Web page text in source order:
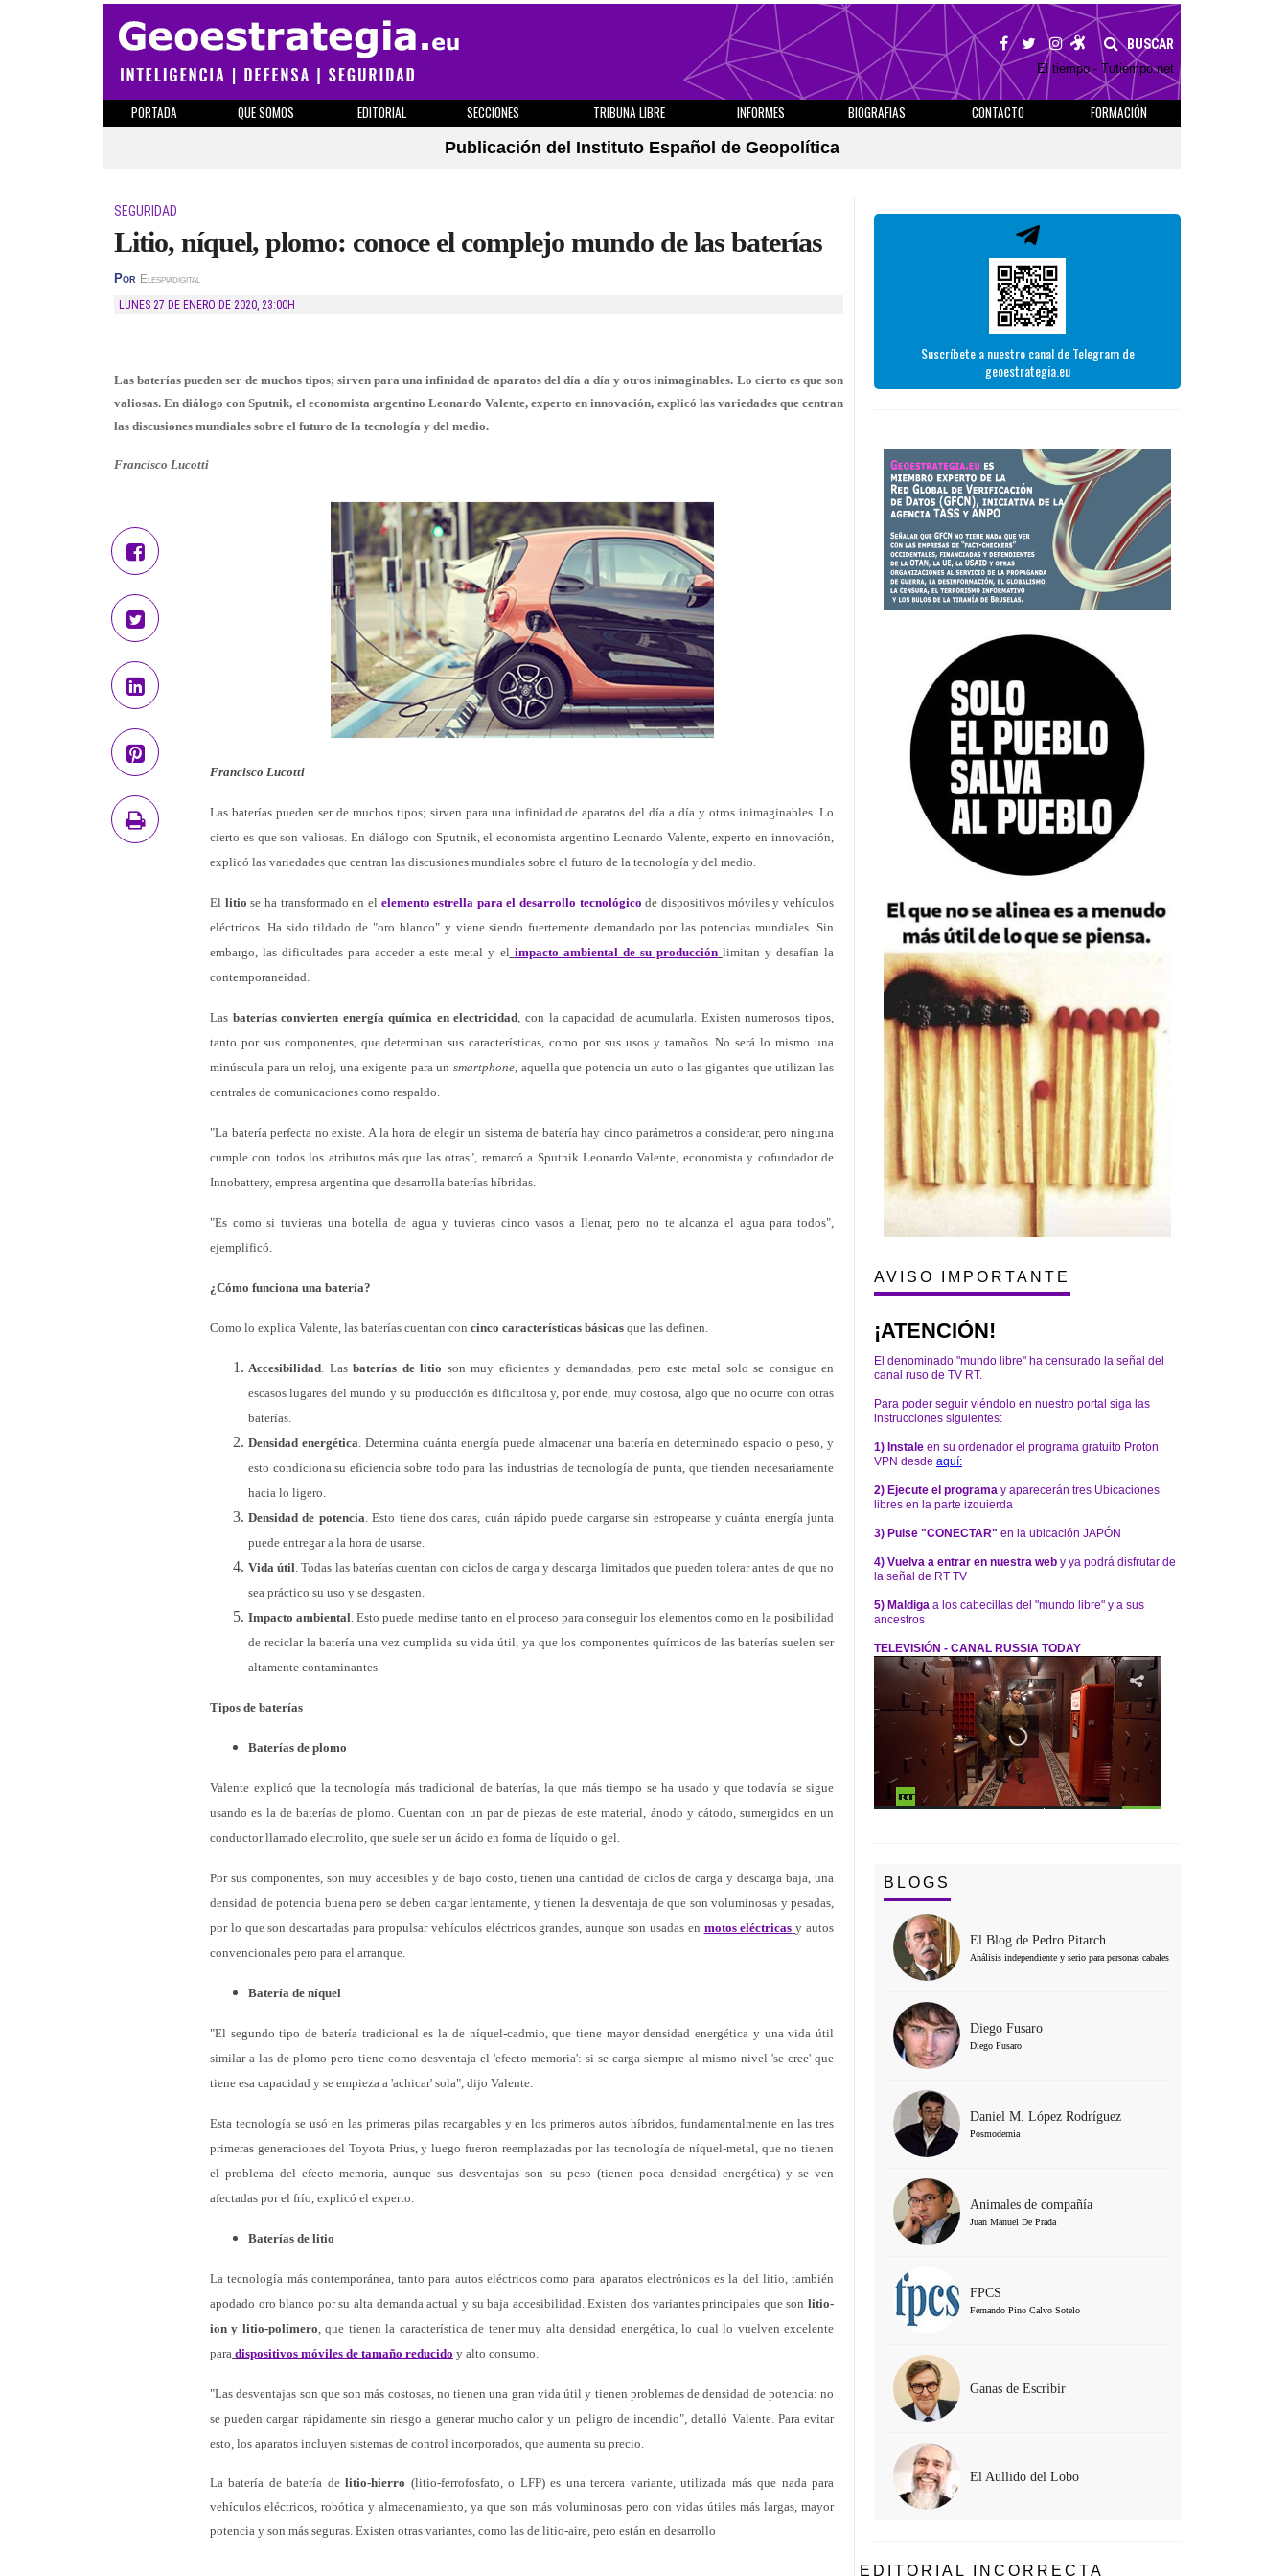
BUSCAR
El tiempo - Tutiempo.net
PORTADA QUE SOMOS EDITORIAL SECCIONES TRIBUNA LIBRE INFORMES BIOGRAFIAS CONTACTO
FORMACIÓN
Publicación del Instituto Español de Geopolítica
SEGURIDAD
Litio, níquel, plomo: conoce el complejo mundo de las baterías
Por Elespiadigital
LUNES 27 DE ENERO DE 2020, 23:00H
Las baterías pueden ser de muchos tipos; sirven para una infinidad de aparatos del día a día y otros inimaginables. Lo cierto es que son
valiosas. En diálogo con Sputnik, el economista argentino Leonardo Valente, experto en innovación, explicó las variedades que centran
las discusiones mundiales sobre el futuro de la tecnología y del medio.
Francisco Lucotti
Francisco Lucotti
Las baterías pueden ser de muchos tipos; sirven para una infinidad de aparatos del día a día y otros inimaginables. Lo
cierto es que son valiosas. En diálogo con Sputnik, el economista argentino Leonardo Valente, experto en innovación,
explicó las variedades que centran las discusiones mundiales sobre el futuro de la tecnología y del medio.
El litio se ha transformado en el elemento estrella para el desarrollo tecnológico de dispositivos móviles y vehículos
eléctricos. Ha sido tildado de "oro blanco" y viene siendo fuertemente demandado por las potencias mundiales. Sin
embargo, las dificultades para acceder a este metal y el impacto ambiental de su producción limitan y desafían la
contemporaneidad.
Las baterías convierten energía química en electricidad, con la capacidad de acumularla. Existen numerosos tipos,
tanto por sus componentes, que determinan sus características, como por sus usos y tamaños. No será lo mismo una
minúscula para un reloj, una exigente para unsmartphone, aquella que potencia un auto o las gigantes que utilizan las
centrales de comunicaciones como respaldo.
"La batería perfecta no existe. A la hora de elegir un sistema de batería hay cinco parámetros a considerar, pero ninguna
cumple con todos los atributos más que las otras", remarcó a Sputnik Leonardo Valente, economista y cofundador de
Innobattery, empresa argentina que desarrolla baterías híbridas.
"Es como si tuvieras una botella de agua y tuvieras cinco vasos a llenar, pero no te alcanza el agua para todos",
ejemplificó.
¿Cómo funciona una batería?
Como lo explica Valente, las baterías cuentan con cinco características básicas que las definen.
Accesibilidad. Las baterías de litio son muy eficientes y demandadas, pero este metal solo se consigue en
escasos lugares del mundo y su producción es dificultosa y, por ende, muy costosa, algo que no ocurre con otras
baterías.
Densidad energética. Determina cuánta energía puede almacenar una batería en determinado espacio o peso, y
esto condiciona su eficiencia sobre todo para las industrias de tecnología de punta, que tienden necesariamente
hacia lo ligero.
Densidad de potencia. Esto tiene dos caras, cuán rápido puede cargarse sin estropearse y cuánta energía junta
puede entregar a la hora de usarse.
Vida útil. Todas las baterías cuentan con ciclos de carga y descarga limitados que pueden tolerar antes de que no
sea práctico su uso y se desgasten.
Impacto ambiental. Esto puede medirse tanto en el proceso para conseguir los elementos como en la posibilidad
de reciclar la batería una vez cumplida su vida útil, ya que los componentes químicos de las baterías suelen ser
altamente contaminantes.
Tipos de baterías
Baterías de plomo
Valente explicó que la tecnología más tradicional de baterías, la que más tiempo se ha usado y que todavía se sigue
usando es la de baterías de plomo. Cuentan con un par de piezas de este material, ánodo y cátodo, sumergidos en un
conductor llamado electrolito, que suele ser un ácido en forma de líquido o gel.
Por sus componentes, son muy accesibles y de bajo costo, tienen una cantidad de ciclos de carga y descarga baja, una
densidad de potencia buena pero se deben cargar lentamente, y tienen la desventaja de que son voluminosas y pesadas,
por lo que son descartadas para propulsar vehículos eléctricos grandes, aunque son usadas en motos eléctricas y autos
convencionales pero para el arranque.
Batería de níquel
"El segundo tipo de batería tradicional es la de níquel-cadmio, que tiene mayor densidad energética y una vida útil
similar a las de plomo pero tiene como desventaja el 'efecto memoria': si se carga siempre al mismo nivel 'se cree' que
tiene esa capacidad y se empieza a 'achicar' sola", dijo Valente.
Esta tecnología se usó en las primeras pilas recargables y en los primeros autos híbridos, fundamentalmente en las tres
primeras generaciones del Toyota Prius, y luego fueron reemplazadas por las tecnología de níquel-metal, que no tienen
el problema del efecto memoria, aunque sus desventajas son su peso (tienen poca densidad energética) y se ven
afectadas por el frío, explicó el experto.
Baterías de litio
La tecnología más contemporánea, tanto para autos eléctricos como para aparatos electrónicos es la del litio, también
apodado oro blanco por su alta demanda actual y su baja accesibilidad. Existen dos variantes principales que son litio-
ion y litio-polímero, que tienen la característica de tener muy alta densidad energética, lo cual lo vuelven excelente
para dispositivos móviles de tamaño reducido y alto consumo.
"Las desventajas son que son más costosas, no tienen una gran vida útil y tienen problemas de densidad de potencia: no
se pueden cargar rápidamente sin riesgo a generar mucho calor y un peligro de incendio", detalló Valente. Para evitar
esto, los aparatos incluyen sistemas de control incorporados, que aumenta su precio.
La batería de batería delitio-hierro (litio-ferrofosfato, o LFP) es una tercera variante, utilizada más que nada para
vehículos eléctricos, robótica y almacenamiento, ya que son más voluminosas pero con vidas útiles más largas, mayor
potencia y son más seguras. Existen otras variantes, como las de litio-aire, pero están en desarrollo
Suscríbete a nuestro canal de Telegram de
geoestrategia.eu
AVISO IMPORTANTE
¡ATENCIÓN!
El denominado "mundo libre" ha censurado la señal del
canal ruso de TV RT.
Para poder seguir viéndolo en nuestro portal siga las
instrucciones siguientes:
1) Instale en su ordenador el programa gratuito Proton
VPN desde aquí:
2) Ejecute el programa y aparecerán tres Ubicaciones
libres en la parte izquierda
3) Pulse "CONECTAR" en la ubicación JAPÓN
4) Vuelva a entrar en nuestra web y ya podrá disfrutar de
la señal de RT TV
5) Maldiga a los cabecillas del "mundo libre" y a sus
ancestros
TELEVISIÓN - CANAL RUSSIA TODAY
BLOGS
El Blog de Pedro Pitarch
Análisis independiente y serio para personas cabales
Diego Fusaro
Diego Fusaro
Daniel M. López Rodríguez
Posmodernia
Animales de compañía
Juan Manuel De Prada
FPCS
Fernando Pino Calvo Sotelo
Ganas de Escribir
El Aullido del Lobo
EDITORIAL INCORRECTA